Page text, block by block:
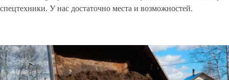
спецтехники. У нас достаточно места и возможностей.